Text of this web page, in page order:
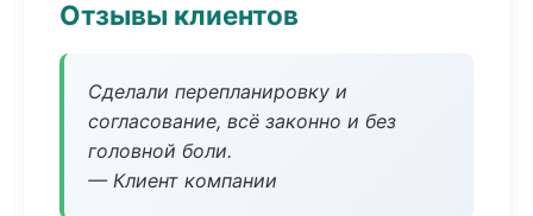
Отзывы клиентов
Сделали перепланировку и
согласование, всё законно и без
головной боли.
— Клиент компании